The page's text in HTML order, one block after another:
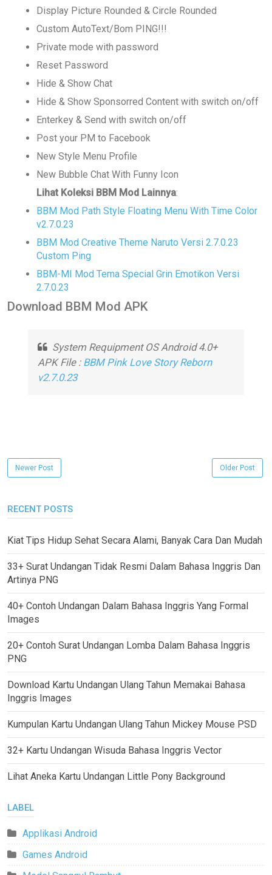
Display Picture Rounded & Circle Rounded
Custom AutoText/Bom PING!!!
Private mode with password
Reset Password
Hide & Show Chat
Hide & Show Sponsorred Content with switch on/off
Enterkey & Send with switch on/off
Post your PM to Facebook
New Style Menu Profile
New Bubble Chat With Funny Icon
Lihat Koleksi BBM Mod Lainnya:
BBM Mod Path Style Floating Menu With Time Color
v2.7.0.23
BBM Mod Creative Theme Naruto Versi 2.7.0.23
Custom Ping
BBM-MI Mod Tema Special Grin Emotikon Versi
2.7.0.23
Download BBM Mod APK
System Requipment OS Android 4.0+
APK File : BBM Pink Love Story Reborn
v2.7.0.23
Newer Post Older Post
RECENT POSTS
Kiat Tips Hidup Sehat Secara Alami, Banyak Cara Dan Mudah
33+ Surat Undangan Tidak Resmi Dalam Bahasa Inggris Dan
Artinya PNG
40+ Contoh Undangan Dalam Bahasa Inggris Yang Formal
Images
20+ Contoh Surat Undangan Lomba Dalam Bahasa Inggris
PNG
Download Kartu Undangan Ulang Tahun Memakai Bahasa
Inggris Images
Kumpulan Kartu Undangan Ulang Tahun Mickey Mouse PSD
32+ Kartu Undangan Wisuda Bahasa Inggris Vector
Lihat Aneka Kartu Undangan Little Pony Background
LABEL
Applikasi Android
Games Android